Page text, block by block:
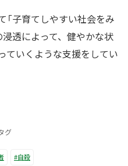
子育てしやすい社会をみ
透によって、健やかな状
ていくような支援をしてい
グ
#自殺